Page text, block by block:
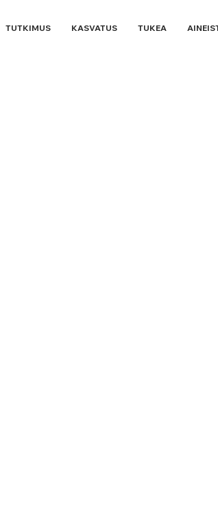
TUTKIMUS KASVATUS TUKEA